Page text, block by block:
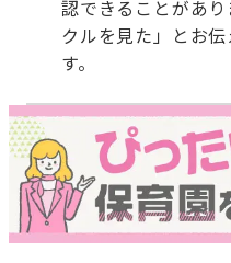
認できることがあ
クルを見た」とお
す。